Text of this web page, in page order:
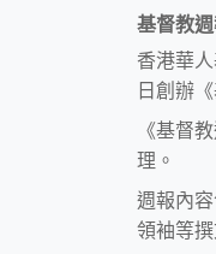
基督教
香港華
日創辦
《基督
理。
週報內
領袖等